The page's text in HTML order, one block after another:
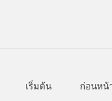
เริ่มต้น ก่อนหน้